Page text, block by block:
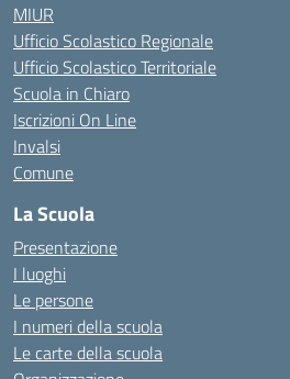
MIUR
Ufficio Scolastico Regionale
Ufficio Scolastico Territoriale
Scuola in Chiaro
Iscrizioni On Line
Invalsi
Comune
La Scuola
Presentazione
I luoghi
Le persone
I numeri della scuola
Le carte della scuola